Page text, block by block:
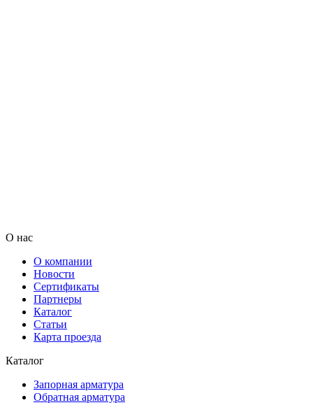
О нас
О компании
Новости
Сертификаты
Партнеры
Каталог
Статьи
Карта проезда
Каталог
Запорная арматура
Обратная арматура